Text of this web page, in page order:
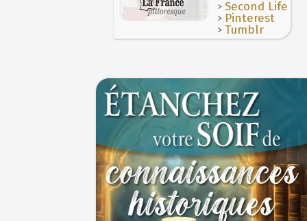
>Second Life
> Pinterest
>Tumblr